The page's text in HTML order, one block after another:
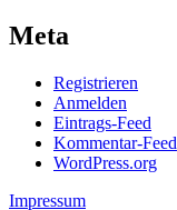
Meta
Registrieren
Anmelden
Eintrags-Feed
Kommentar-Feed
WordPress.org
Impressum